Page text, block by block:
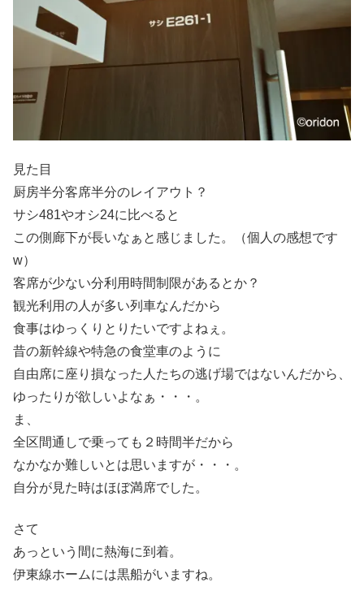
見た目
厨房半分客席半分のレイアウト？
サシ481やオシ24に比べると
この側廊下が長いなぁと感じました。（個人の感想です
w）
客席が少ない分利用時間制限があるとか？
観光利用の人が多い列車なんだから
食事はゆっくりとりたいですよねぇ。
昔の新幹線や特急の食堂車のように
自由席に座り損なった人たちの逃げ場ではないんだから、
ゆったりが欲しいよなぁ・・・。
ま、
全区間通しで乗っても２時間半だから
なかなか難しいとは思いますが・・・。
自分が見た時はほぼ満席でした。
さて
あっという間に熱海に到着。
伊東線ホームには黒船がいますね。